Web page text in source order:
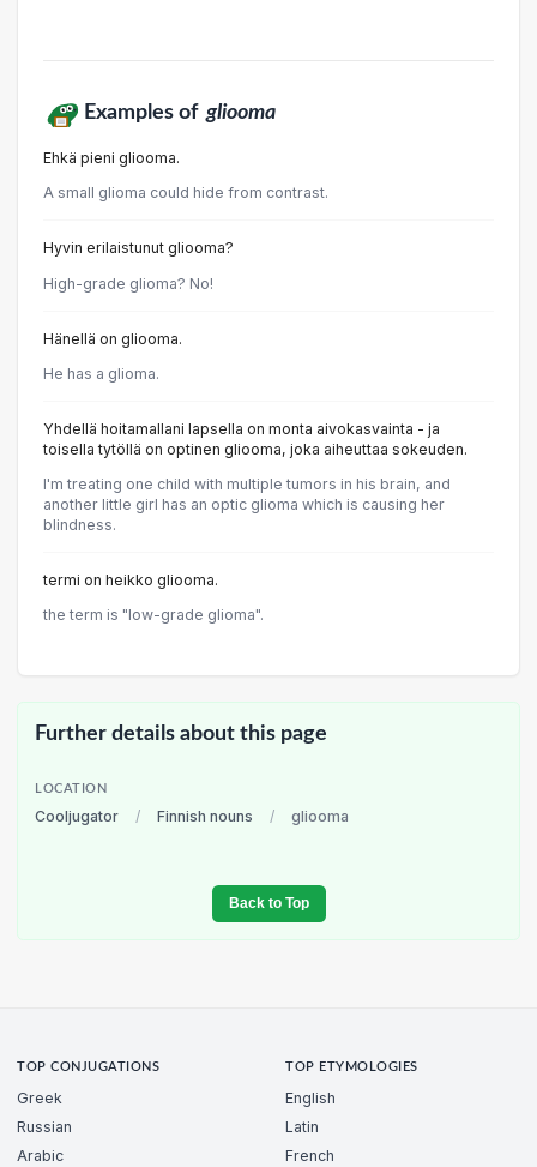
Examples of gliooma
Ehkä pieni gliooma.
A small glioma could hide from contrast.
Hyvin erilaistunut gliooma?
High-grade glioma? No!
Hänellä on gliooma.
He has a glioma.
Yhdellä hoitamallani lapsella on monta aivokasvainta - ja
toisella tytöllä on optinen gliooma, joka aiheuttaa sokeuden.
I'm treating one child with multiple tumors in his brain, and
another little girl has an optic glioma which is causing her
blindness.
termi on heikko gliooma.
the term is "low-grade glioma".
Further details about this page
LOCATION
Cooljugator / Finnish nouns / gliooma
Back to Top
TOP CONJUGATIONS
Greek
Russian
Arabic
TOP ETYMOLOGIES
English
Latin
French